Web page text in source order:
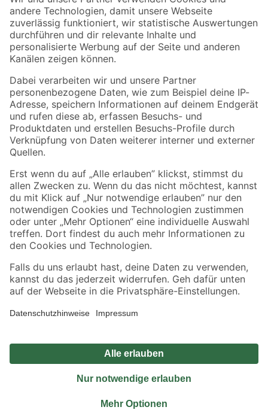
Zur Newsletter Anmeldung
Folge uns
Zahlungsarten Versandarten
Sicher einkaufen
Jetzt die toom-App herunterladen
Alle Preisangaben in EUR inkl. gesetzl. MwSt.. Die dargestellten Angebote sind unter
Umständen nicht in allen Märkten verfügbar. Die angegebenen Verfügbarkeiten beziehen
Produkte nur solange der Vorrat reicht.
*Paketversand ab 59 € versandkostenfrei, gilt nicht für Artikel mit Speditionsversand, hier
Privatsphäre Impressum
Nutzungsbedingungen
Widerrufsrecht
Vertrag widerrufen
© 2026 toom Baumarkt GmbH